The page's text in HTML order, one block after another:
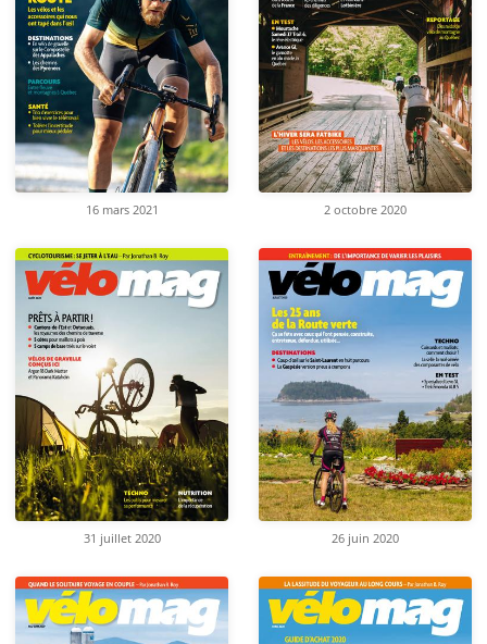
16 mars 2021 2 octobre 2020
31 juillet 2020 26 juin 2020